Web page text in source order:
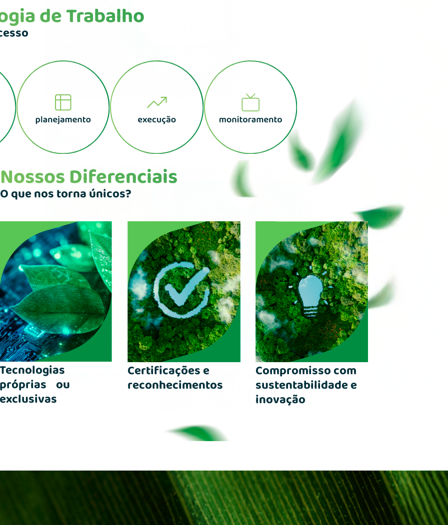
de Trabalho
Nossos Diferenciais
O que nos torna únicos?
Tecnologias
próprias ou
exclusivas
Certificações e
reconhecimentos
Compromisso com
sustentabilidade e
inovação